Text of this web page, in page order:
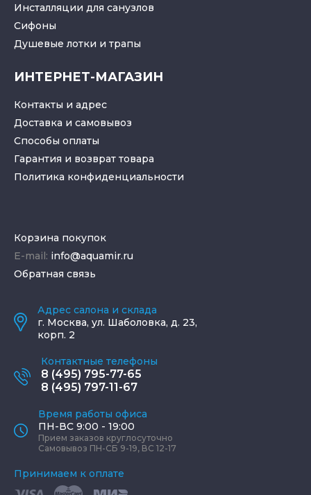
Инсталляции для санузлов
Cифоны
Душевые лотки и трапы
ИНТЕРНЕТ-МАГАЗИН
Контакты и адрес
Доставка и самовывоз
Способы оплаты
Гарантия и возврат товара
Политика конфиденциальности
Корзина покупок
E-mail: info@aquamir.ru
Обратная связь
Адрес салона и склада
г. Москва, ул. Шаболовка, д. 23,
корп. 2
Контактные телефоны
8 (495) 795-77-65
8 (495) 797-11-67
Время работы офиса
ПН-ВС 9:00 - 19:00
Прием заказов круглосуточно
Самовывоз ПН-СБ 9-19, ВС 12-17
Принимаем к оплате